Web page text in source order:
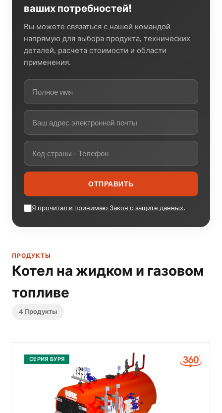
ваших потребностей!
Вы можете связаться с нашей командой
напрямую для выбора продукта, технических
деталей, расчета стоимости и области
применения.
ОТПРАВИТЬ
Я прочитал и принимаю Закон о защите данных.
ПРОДУКТЫ
Котел на жидком и газовом
топливе
4 Продукты
СЕРИЯ БУРЯ